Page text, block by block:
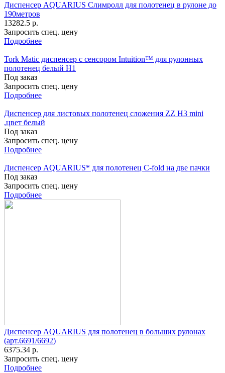
Диспенсер AQUARIUS Слимролл для полотенец в рулоне до
190метров
13282.5 р.
Запросить спец. цену
Подробнее
Tork Matic диспенсер c сенсором Intuition™ для рулонных
полотенец белый H1
Под заказ
Запросить спец. цену
Подробнее
Диспенсер для листовых полотенец сложения ZZ H3 mini
,цвет белый
Под заказ
Запросить спец. цену
Подробнее
Диспенсер AQUARIUS* для полотенец C-fold на две пачки
Под заказ
Запросить спец. цену
Подробнее
Диспенсер AQUARIUS для полотенец в больших рулонах
(арт.6691/6692)
6375.34 р.
Запросить спец. цену
Подробнее